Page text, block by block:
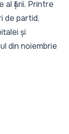
țării. Printre
de partid,
și
din noiembrie